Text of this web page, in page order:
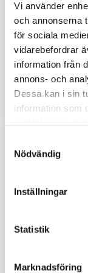
Vi använder
och annonserna
för sociala
vidarebefordrar
information från
annons- och
Dessa kan i sin
information som
Nödvändig
Inställningar
Statistik
Marknadsföring
Keps med West
White
Keps i borstad
böjd skärm
kardborrespänne
siluettmotiv av en
159SEK
Pannband